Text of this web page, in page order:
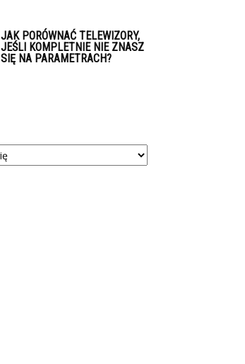
JAK PORÓWNAĆ TELEWIZORY,
JEŚLI KOMPLETNIE NIE ZNASZ
SIĘ NA PARAMETRACH?